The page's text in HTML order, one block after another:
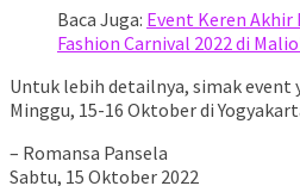
Baca Juga: Event Keren Akhir
Fashion Carnival 2022 di
Untuk lebih detailnya, simak event
Minggu, 15-16 Oktober di
– Romansa Pansela
Sabtu, 15 Oktober 2022